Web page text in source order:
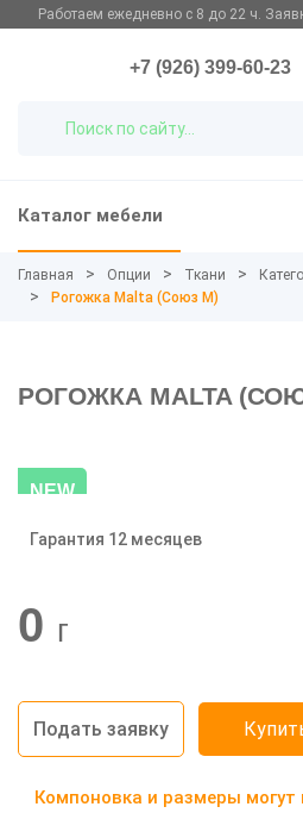
Работаем ежедневно с 8 до 22 ч.
+7 (926) 399-60-23
Каталог мебели
Главная Опции Ткани
Рогожка Malta (Союз М)
РОГОЖКА MALTA
NEW
-20%
Гарантия 12 месяцев
0 г
Подать заявку
Компоновка и размеры могут